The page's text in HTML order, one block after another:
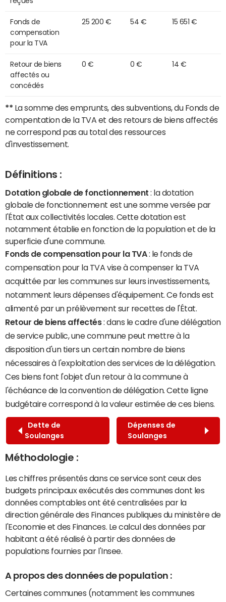
Fonds de
compensation
pour la TVA
25 200 € 54 € 15 651 €
Retour de biens
affectés ou
concédés
0 € 0 € 14 €
** La somme des emprunts, des subventions, du Fonds de
compentation de la TVA et des retours de biens affectés
ne correspond pas au total des ressources
d'investissement.
Définitions :
Dotation globale de fonctionnement : la dotation
globale de fonctionnement est une somme versée par
l'État aux collectivités locales. Cette dotation est
notamment établie en fonction de la population et de la
superficie d'une commune.
Fonds de compensation pour la TVA: le fonds de
compensation pour la TVA vise à compenser la TVA
acquittée par les communes sur leurs investissements,
notamment leurs dépenses d'équipement. Ce fonds est
alimenté par un prélèvement sur recettes de l'État.
Retour de biens affectés: dans le cadre d'une délégation
de service public, une commune peut mettre à la
disposition d'un tiers un certain nombre de biens
nécessaires à l'exploitation des services de la délégation.
Ces biens font l'objet d'un retour à la commune à
l'échéance de la convention de délégation. Cette ligne
budgétaire correspond à la valeur estimée de ces biens.
Dette de
Soulanges
Dépenses de
Soulanges
Méthodologie :
Les chiffres présentés dans ce service sont ceux des
budgets principaux exécutés des communes dont les
données comptables ont été centralisées par la
direction générale des Finances publiques du ministère de
l'Economie et des Finances. Le calcul des données par
habitant a été réalisé à partir des données de
populations fournies par l'Insee.
A propos des données de population :
Certaines communes (notamment les communes